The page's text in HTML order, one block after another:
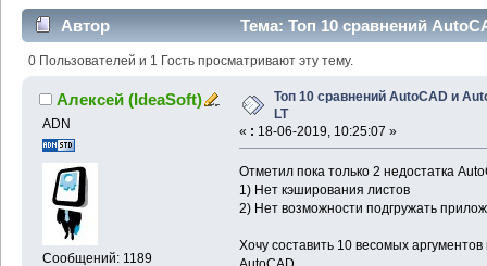
Автор
Тема: Топ 10 сравнений
раз)
0 Пользователей и 1 Гость просматривают эту тему.
Алексей (IdeaSoft)
ADN
Сообщений: 1189
Топ 10 сравнений AutoCAD и
LT
« : 18-06-2019, 10:25:07 »
Отметил пока только 2 недостатка
1) Нет кэширования листов
2) Нет возможности подгружать
Хочу составить 10 весомых аргументов